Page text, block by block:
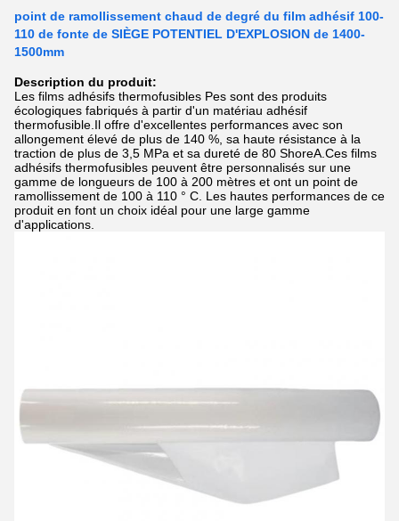
point de ramollissement chaud de degré du film adhésif 100-
110 de fonte de SIÈGE POTENTIEL D'EXPLOSION de 1400-
1500mm
Description du produit:
Les films adhésifs thermofusibles Pes sont des produits
écologiques fabriqués à partir d'un matériau adhésif
thermofusible.Il offre d'excellentes performances avec son
allongement élevé de plus de 140 %, sa haute résistance à la
traction de plus de 3,5 MPa et sa dureté de 80 ShoreA.Ces films
adhésifs thermofusibles peuvent être personnalisés sur une
gamme de longueurs de 100 à 200 mètres et ont un point de
ramollissement de 100 à 110 ° C. Les hautes performances de ce
produit en font un choix idéal pour une large gamme
d'applications.